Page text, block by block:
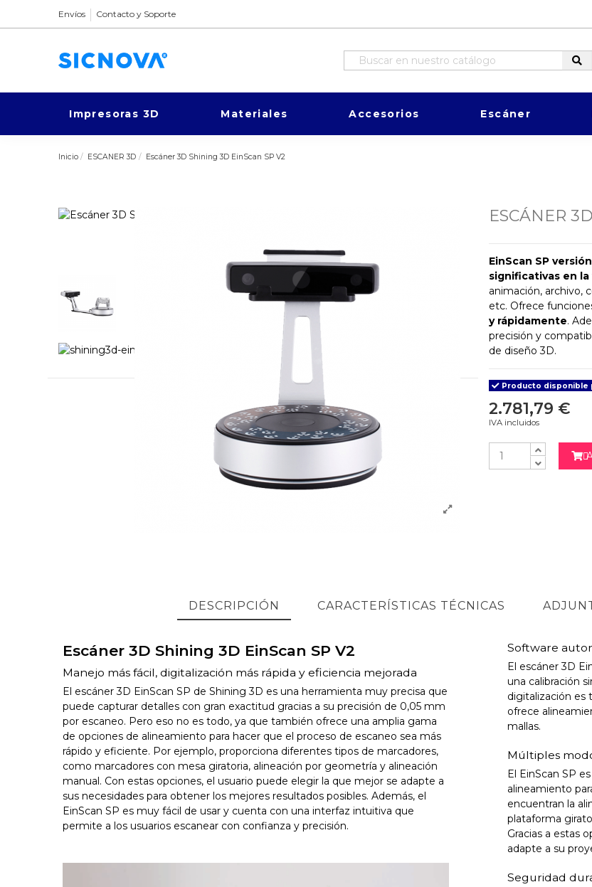
Envíos Contacto y Soporte
Impresoras 3D Materiales Accesorios Escáner
Inicio ESCANER 3D Escáner 3D Shining 3D EinScan SP V2
ESCÁNER
EinScan SP
significativas en
animación, archivo,
etc. Ofrece
y rápidamente.
precisión y
de diseño 3D.
Producto disponible
2.781,79 €
IVA incluidos

DESCRIPCIÓN CARACTERÍSTICAS TÉCNICAS
Escáner 3D Shining 3D EinScan SP V2
Manejo más fácil, digitalización más rápida y eficiencia mejorada
El escáner 3D EinScan SP de Shining 3D es una herramienta muy precisa que
puede capturar detalles con gran exactitud gracias a su precisión de 0,05 mm
por escaneo. Pero eso no es todo, ya que también ofrece una amplia gama
de opciones de alineamiento para hacer que el proceso de escaneo sea más
rápido y eficiente. Por ejemplo, proporciona diferentes tipos de marcadores,
como marcadores con mesa giratoria, alineación por geometría y alineación
manual. Con estas opciones, el usuario puede elegir la que mejor se adapte a
sus necesidades para obtener los mejores resultados posibles. Además, el
EinScan SP es muy fácil de usar y cuenta con una interfaz intuitiva que
permite a los usuarios escanear con confianza y precisión.
Software
El escáner 3D
una calibración
digitalización es
ofrece
mallas.
Múltiples
El EinScan SP
alineamiento
encuentran la
plataforma
Gracias a estas
adapte a su
Seguridad